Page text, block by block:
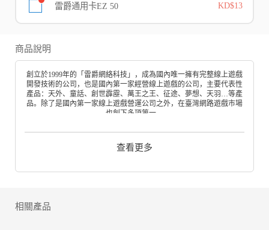
雷爵通用卡EZ 50 KD$13
商品說明
創立於1999年的「雷爵網絡科技」，成為國內唯一擁有完整線上遊戲
開發技術的公司，也是國內第一家經營線上遊戲的公司，主要代表性
產品：天外、童話、創世霹靂、萬王之王、征途、夢想、天羽…等產
品。除了是國內第一家線上遊戲營運公司之外，在臺灣網路遊戲市場
也創下多項第一。
想，因此是「LAG」+「ER」，以正統英文文法來說，LAGGER才是
正確的拼字，但是因為當時的團隊，雖然對於研發有無比的熱情，但
明顯對英文缺了那麼點專業，因此雷爵不小心，從LAGGER 「專家」
要特別解釋，我們是遊戲公司，不是賣啤酒。
查看更多
相關產品